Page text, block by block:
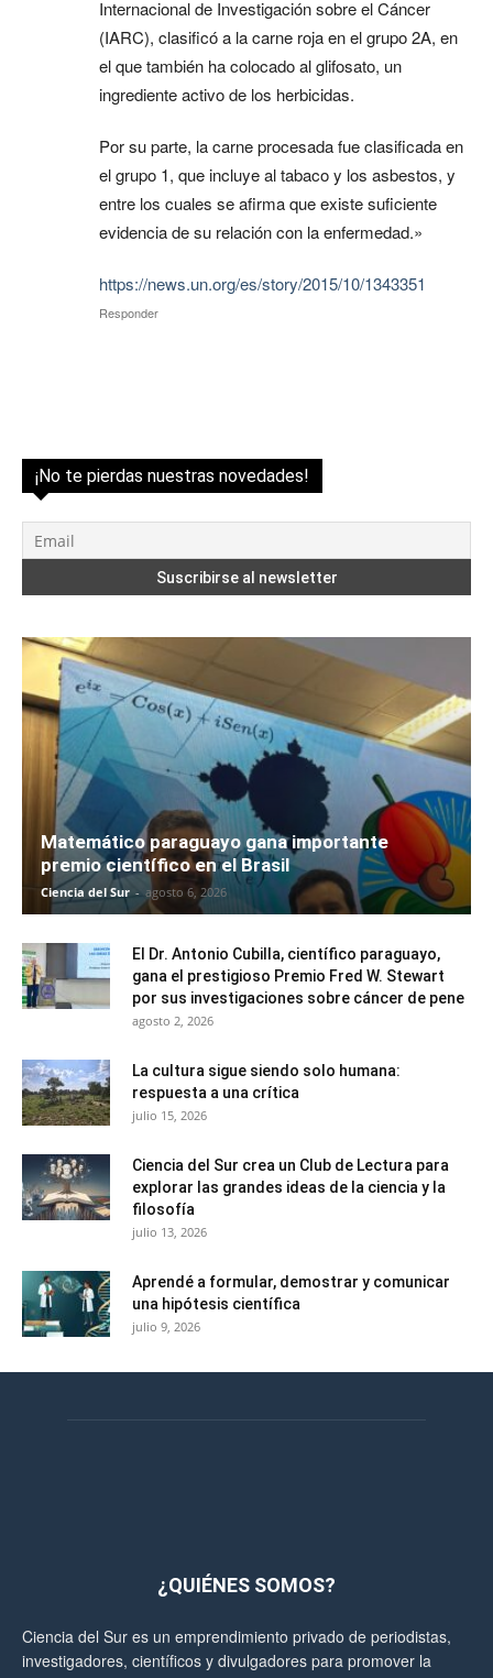
Internacional de Investigación sobre el Cáncer
(IARC), clasificó a la carne roja en el grupo 2A, en
el que también ha colocado al glifosato, un
ingrediente activo de los herbicidas.
Por su parte, la carne procesada fue clasificada en
el grupo 1, que incluye al tabaco y los asbestos, y
entre los cuales se afirma que existe suficiente
evidencia de su relación con la enfermedad.»
https://news.un.org/es/story/2015/10/1343351
Responder
¡No te pierdas nuestras novedades!
Matemático paraguayo gana importante
premio científico en el Brasil
Ciencia del Sur - agosto 6, 2026
El Dr. Antonio Cubilla, científico paraguayo,
gana el prestigioso Premio Fred W. Stewart
por sus investigaciones sobre cáncer de pene
agosto 2, 2026
La cultura sigue siendo solo humana:
respuesta a una crítica
julio 15, 2026
Ciencia del Sur crea un Club de Lectura para
explorar las grandes ideas de la ciencia y la
filosofía
julio 13, 2026
Aprendé a formular, demostrar y comunicar
una hipótesis científica
julio 9, 2026
¿QUIÉNES SOMOS?
Ciencia del Sur es un emprendimiento privado de periodistas,
investigadores, científicos y divulgadores para promover la